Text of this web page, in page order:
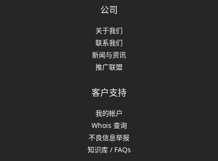
公司
关于我们
联系我们
新闻与资讯
推广联盟
客户支持
我的帐户
Whois 查询
不良信息举报
知识库 / FAQs